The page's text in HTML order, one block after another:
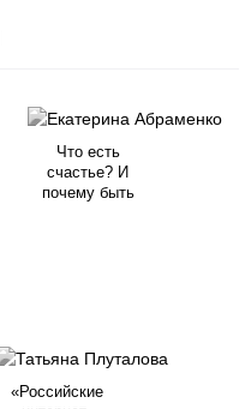
Что есть
счастье? И
почему быть
«Российские